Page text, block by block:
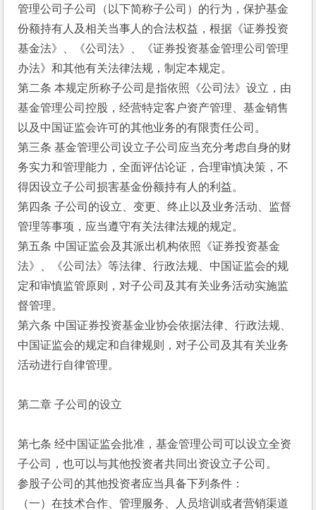
管理公司子公司（以下简称子公司）的行为，保护基金
份额持有人及相关当事人的合法权益，根据《证券投资
基金法》、《公司法》、《证券投资基金管理公司管理
办法》和其他有关法律法规，制定本规定。
第二条 本规定所称子公司是指依照《公司法》设立，由
基金管理公司控股，经营特定客户资产管理、基金销售
以及中国证监会许可的其他业务的有限责任公司。
第三条 基金管理公司设立子公司应当充分考虑自身的财
务实力和管理能力，全面评估论证，合理审慎决策，不
得因设立子公司损害基金份额持有人的利益。
第四条 子公司的设立、变更、终止以及业务活动、监督
管理等事项，应当遵守有关法律法规的规定。
第五条 中国证监会及其派出机构依照《证券投资基金
法》、《公司法》等法律、行政法规、中国证监会的规
定和审慎监管原则，对子公司及其有关业务活动实施监
督管理。
第六条 中国证券投资基金业协会依据法律、行政法规、
中国证监会的规定和自律规则，对子公司及其有关业务
活动进行自律管理。
第二章 子公司的设立
第七条 经中国证监会批准，基金管理公司可以设立全资
子公司，也可以与其他投资者共同出资设立子公司。
参股子公司的其他投资者应当具备下列条件：
（一）在技术合作、管理服务、人员培训或者营销渠道